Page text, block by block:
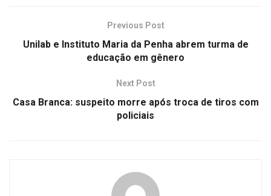
Previous Post
Unilab e Instituto Maria da Penha abrem turma de
educação em gênero
Next Post
Casa Branca: suspeito morre após troca de tiros com
policiais